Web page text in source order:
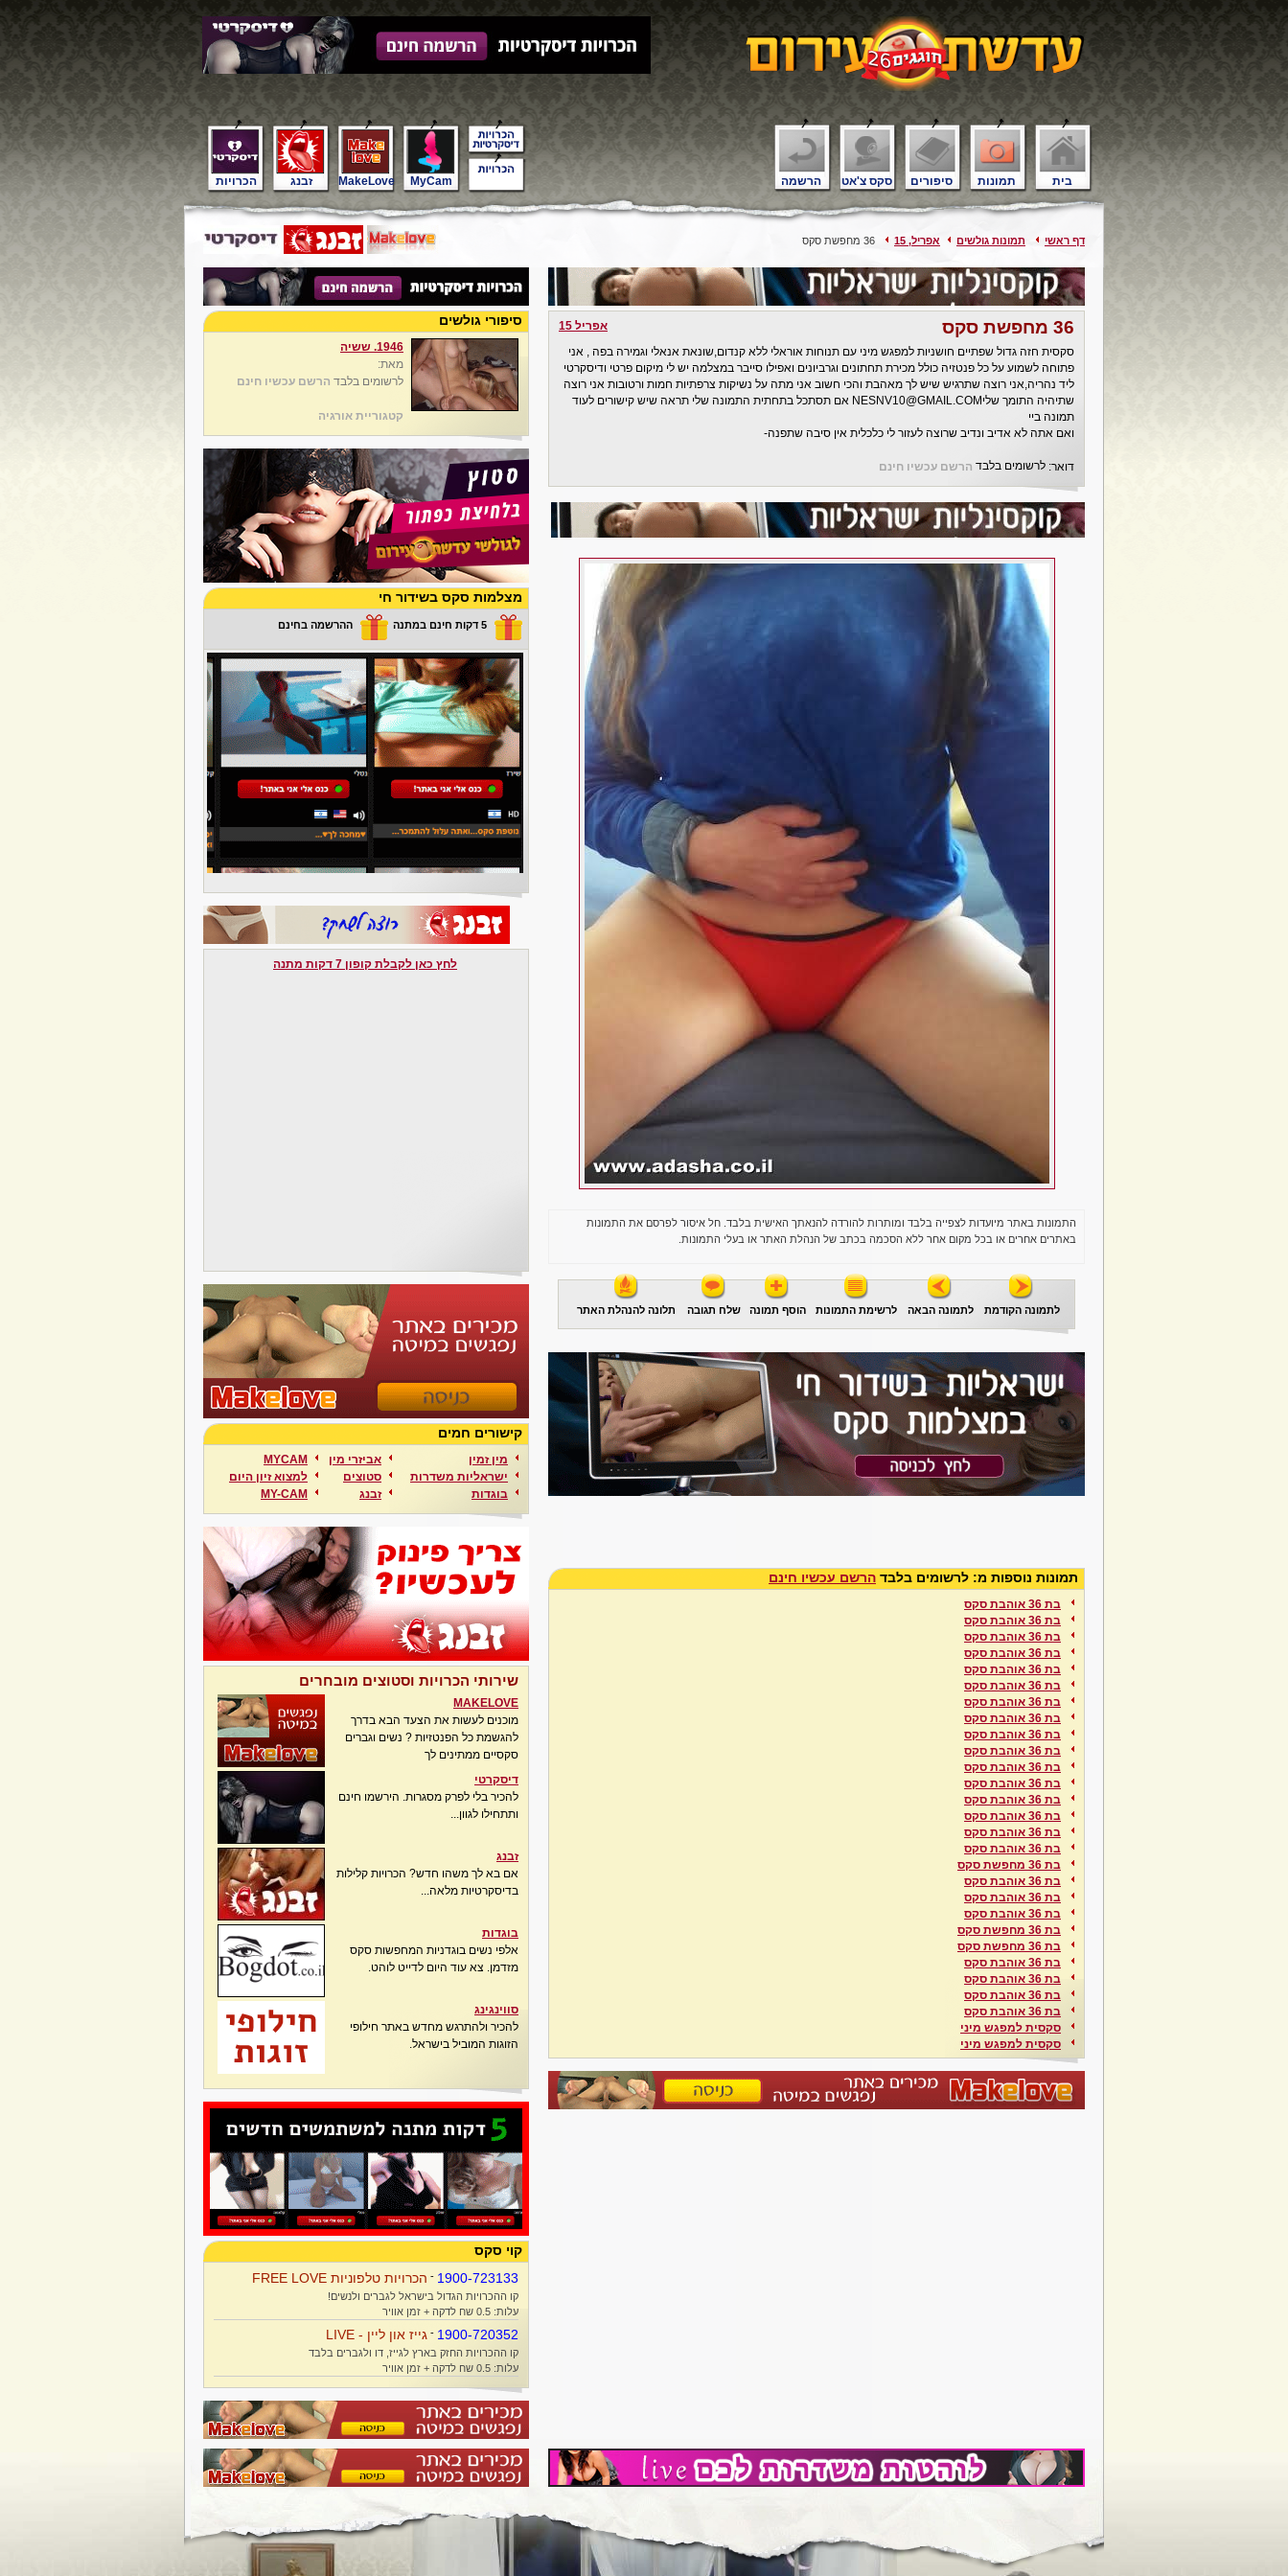
בית תמונות סיפורים סקס צ'אט הרשמה הכרויות זבנג MakeLove MyCam
דף ראשי תמונות גולשים אפריל, 15
36 מחפשת סקס
אפריל 15
סקסית חזה גדול שפתיים חושניות למפגש מיני עם תנוחות אוראלי ללא קנדום,שונאת אנאלי וגמירה בפה , אני
פתוחה לשמוע על כל פנטזיה כולל מכירת תחתונים וגרביונים ואפילו סייבר במצלמה יש לי מיקום פרטי ודיסקרטי
ליד נהריה,אני רוצה שתרגיש שיש לך מאהבת והכי חשוב אני מתה על נשיקות צרפתיות חמות ורטובות אני רוצה
שתיהיה התומך שליNESNV10@GMAIL.COM אם תסתכל בתחתית התמונה שלי תראה שיש קישורים לעוד
תמונה ביי
ואם אתה לא אדיב ונדיב שרוצה לעזור לי כלכלית אין סיבה שתפנה-
דואר: לרשומים בלבד הרשם עכשיו חינם
התמונות באתר מיועדות לצפייה בלבד ומותרות להורדה להנאתך האישית בלבד. חל איסור לפרסם את התמונות
באתרים אחרים או בכל מקום אחר ללא הסכמה בכתב של הנהלת האתר או בעלי התמונות.
לתמונה הקודמת לתמונה הבאה לרשימת התמונות הוסף תמונה שלח תגובה תלונה להנהלת האתר
תמונות נוספות מ: לרשומים בלבד הרשם עכשיו חינם
בת 36 אוהבת סקס
בת 36 אוהבת סקס
בת 36 אוהבת סקס
בת 36 אוהבת סקס
בת 36 אוהבת סקס
בת 36 אוהבת סקס
בת 36 אוהבת סקס
בת 36 אוהבת סקס
בת 36 אוהבת סקס
בת 36 אוהבת סקס
בת 36 אוהבת סקס
בת 36 אוהבת סקס
בת 36 אוהבת סקס
בת 36 אוהבת סקס
בת 36 אוהבת סקס
בת 36 אוהבת סקס
בת 36 מחפשת סקס
בת 36 אוהבת סקס
בת 36 אוהבת סקס
בת 36 אוהבת סקס
בת 36 מחפשת סקס
בת 36 מחפשת סקס
בת 36 אוהבת סקס
בת 36 אוהבת סקס
בת 36 אוהבת סקס
בת 36 אוהבת סקס
סקסית למפגש מיני
סקסית למפגש מיני
סיפורי גולשים
1946. ששיה
מאת:
לרשומים בלבד הרשם עכשיו חינם
קטגוריית אורגיה
מצלמות סקס בשידור חי
5 דקות חינם במתנה ההרשמה בחינם
לחץ כאן לקבלת קופון 7 דקות מתנה
קישורים חמים
מין זמין
ישראליות משדרות
בוגדות
אביזרי מין
סטוצים
זבנג
MYCAM
למצוא זיון היום
MY-CAM
שירותי הכרויות וסטוצים מובחרים
MAKELOVE
מוכנים לעשות את הצעד הבא בדרך
להגשמת כל הפנטזיות ? נשים וגברים
סקסיים ממתינים לך
דיסקרטי
להכיר בלי לפרק מסגרות. הירשמו חינם
ותתחילו לגוון...
זבנג
אם בא לך משהו חדש? הכרויות קלילות
בדיסקרטיות מלאה...
בוגדות
אלפי נשים בוגדניות המחפשות סקס
מזדמן. צא עוד היום לדייט לוהט.
סווינגינג
להכיר ולהתרגש מחדש באתר חילופי
הזוגות המוביל בישראל.
קוי סקס
1900-723133
- הכרויות טלפוניות FREE LOVE
קו ההכרויות הגדול בישראל לגברים ולנשים!
עלות: 0.5 שח לדקה + זמן אוויר
1900-720352
- גייז און ליין - LIVE
קו ההכרויות החזק בארץ לגייז, דו ולגברים בלבד
עלות: 0.5 שח לדקה + זמן אוויר